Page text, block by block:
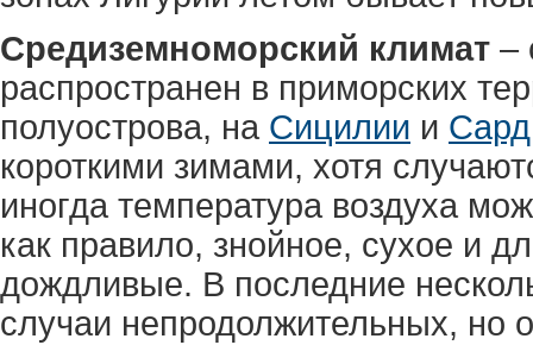
Средиземноморский климат –
распространен в приморских
полуострова, на Сицилии и
короткими зимами, хотя
иногда температура воздуха
как правило, знойное, сухое и
дождливые. В последние
случаи непродолжительных, но